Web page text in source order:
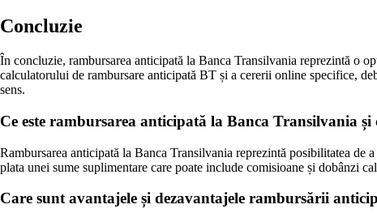
Concluzie
În concluzie, rambursarea anticipată la Banca Transilvania reprezintă o
calculatorului de rambursare anticipată BT și a cererii online specifice,
sens.
Ce este rambursarea anticipată la Banca Transilvania și
Rambursarea anticipată la Banca Transilvania reprezintă posibilitatea
plata unei sume suplimentare care poate include comisioane și dobânzi
Care sunt avantajele și dezavantajele rambursării